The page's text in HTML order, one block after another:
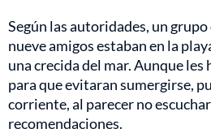
Según las autoridades, un
nueve amigos estaban en la
una crecida del mar. Aunque
para que evitaran sumergirse,
corriente, al parecer no
recomendaciones.